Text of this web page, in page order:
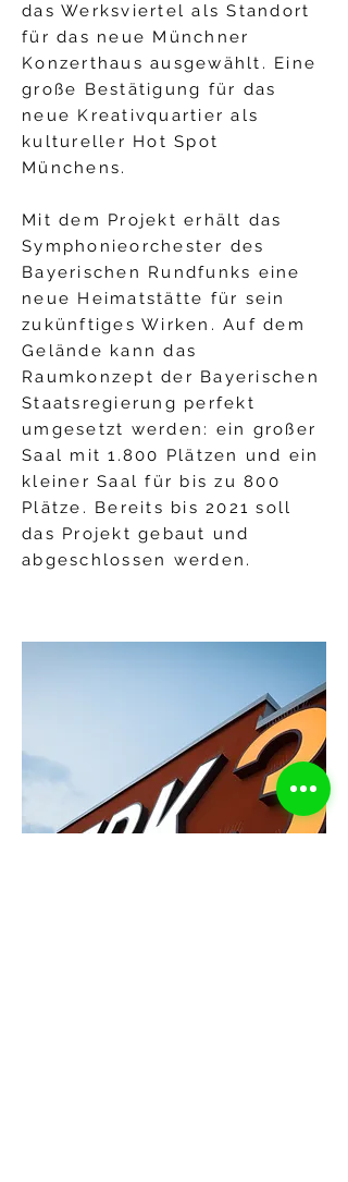
das Werksviertel als Standort
für das neue Münchner
Konzerthaus ausgewählt. Eine
große Bestätigung für das
neue Kreativquartier als
kultureller Hot Spot
Münchens.
Mit dem Projekt erhält das
Symphonieorchester des
Bayerischen Rundfunks eine
neue Heimatstätte für sein
zukünftiges Wirken. Auf dem
Gelände kann das
Raumkonzept der Bayerischen
Staatsregierung perfekt
umgesetzt werden: ein großer
Saal mit 1.800 Plätzen und ein
kleiner Saal für bis zu 800
Plätze. Bereits bis 2021 soll
das Projekt gebaut und
abgeschlossen werden.